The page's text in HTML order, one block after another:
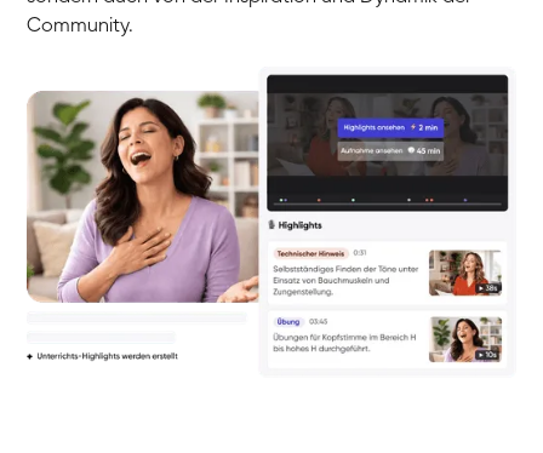
Community.